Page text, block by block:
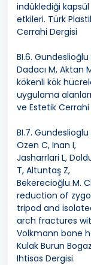
indüklediği
etkileri. Türk
Cerrahi Dergisi
BI.6.
Dadacı M, Aktan
kökenli kök
uygulama
ve Estetik Cerrahi
BI.7. Gundeslioglu
Ozen C, Inan I,
Jasharrlari L,
T, Altuntaş Z,
Bekerecioğlu M.
reduction of
tripod and
arch fractures
Volkmann bone
Kulak Burun Bogaz
Ihtisas Dergisi.